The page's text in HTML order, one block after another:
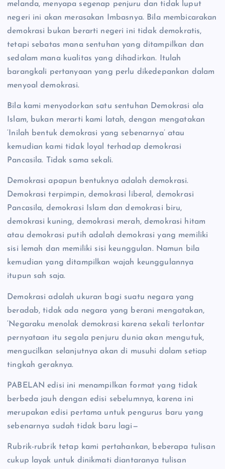
melanda, menyapa segenap penjuru dan tidak luput
negeri ini akan merasakan Imbasnya. Bila membicarakan
demokrasi bukan berarti negeri ini tidak demokratis,
tetapi sebatas mana sentuhan yang ditampilkan dan
sedalam mana kualitas yang dihadirkan. Itulah
barangkali pertanyaan yang perlu dikedepankan dalam
menyoal demokrasi.
Bila kami menyodorkan satu sentuhan Demokrasi ala
Islam, bukan merarti kami latah, dengan mengatakan
‘Inilah bentuk demokrasi yang sebenarnya’ atau
kemudian kami tidak loyal terhadap demokrasi
Pancasila. Tidak sama sekali.
Demokrasi apapun bentuknya adalah demokrasi.
Demokrasi terpimpin, demokrasi liberal, demokrasi
Pancasila, demokrasi Islam dan demokrasi biru,
demokrasi kuning, demokrasi merah, demokrasi hitam
atau demokrasi putih adalah demokrasi yang memiliki
sisi lemah dan memiliki sisi keunggulan. Namun bila
kemudian yang ditampilkan wajah keunggulannya
itupun sah saja.
Demokrasi adalah ukuran bagi suatu negara yang
beradab, tidak ada negara yang berani mengatakan,
‘Negaraku menolak demokrasi karena sekali terlontar
pernyataan itu segala penjuru dunia akan mengutuk,
mengucilkan selanjutnya akan di musuhi dalam setiap
tingkah geraknya.
PABELAN edisi ini menampilkan format yang tidak
berbeda jauh dengan edisi sebelumnya, karena ini
merupakan edisi pertama untuk pengurus baru yang
sebenarnya sudah tidak baru lagi—
Rubrik-rubrik tetap kami pertahankan, beberapa tulisan
cukup layak untuk dinikmati diantaranya tulisan